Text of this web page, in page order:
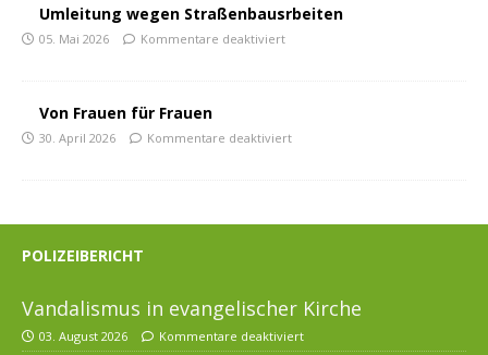
Umleitung wegen Straßenbausrbeiten
05. Mai 2026 Kommentare deaktiviert
Von Frauen für Frauen
30. April 2026 Kommentare deaktiviert
POLIZEIBERICHT
Vandalismus in evangelischer Kirche
03. August 2026 Kommentare deaktiviert